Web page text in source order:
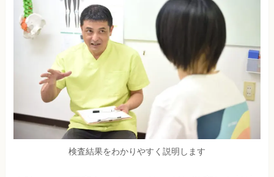
検査結果をわかりやすく説明します